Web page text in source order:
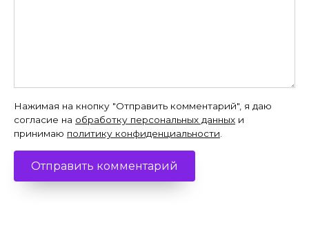
Нажимая на кнопку "Отправить комментарий", я даю
согласие на обработку персональных данных и
принимаю политику конфиденциальности